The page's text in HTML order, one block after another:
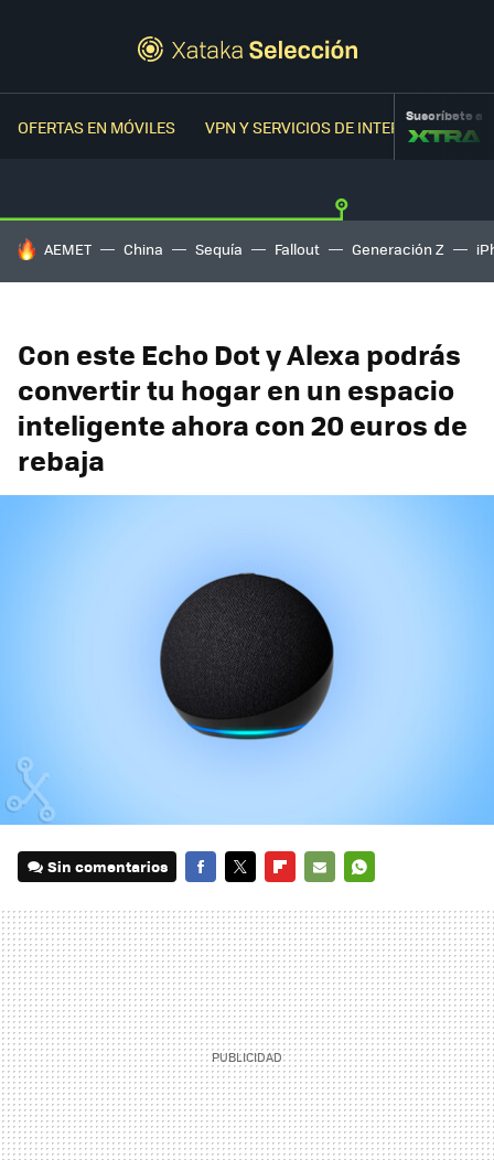
OFERTAS EN MÓVILES VPN Y SERVICIOS DE INTERNETSuscríbete a
HOY SE HABLA DE
AEMET China Sequía Fallout Generación Z
Con este Echo Dot y Alexa podrás
convertir tu hogar en un espacio
inteligente ahora con 20 euros de
rebaja
Sin comentarios
MAIL